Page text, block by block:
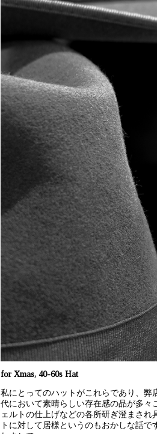
for Xmas, 40-60s Hat
私にとってのハットがこれらであり、
代において素晴らしい存在感の品が多々
ェルトの仕上げなどの各所研ぎ澄まさ
トに対して居様というのもおかしな話